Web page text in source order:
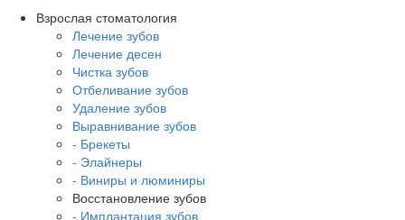
Взрослая стоматология
Лечение зубов
Лечение десен
Чистка зубов
Отбеливание зубов
Удаление зубов
Выравнивание зубов
- Брекеты
- Элайнеры
- Виниры и люминиры
Восстановление зубов
- Имплантация зубов